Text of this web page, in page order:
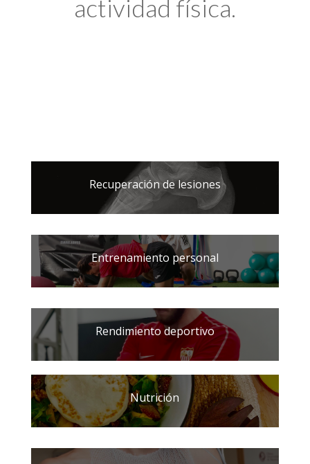
actividad física.
Recuperación de lesiones
Entrenamiento personal
Rendimiento deportivo
Nutrición